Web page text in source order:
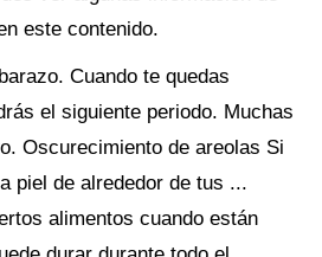
este contenido.
Cuando te quedas
el siguiente periodo. Muchas
Oscurecimiento de areolas Si
la piel de alrededor de tus ...
alimentos cuando están